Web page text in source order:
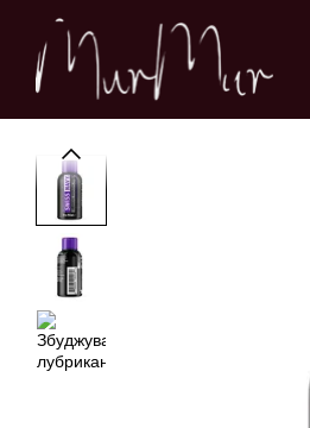
Перейти до основного контенту